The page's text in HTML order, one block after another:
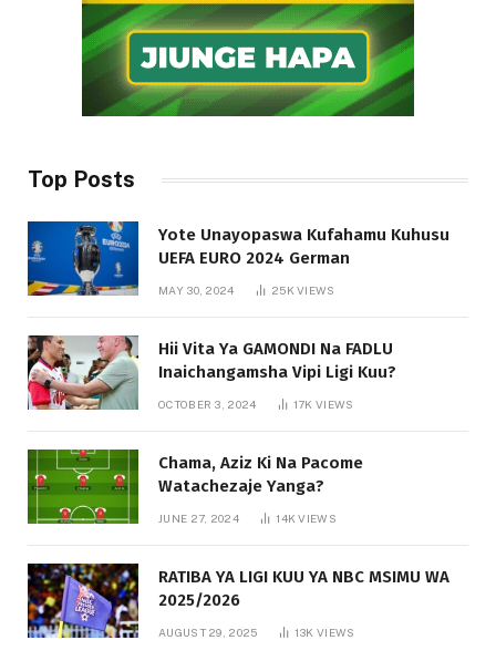
Top Posts
Yote Unayopaswa Kufahamu Kuhusu
UEFA EURO 2024 German
MAY 30, 2024 25KVIEWS
Hii Vita Ya GAMONDI Na FADLU
Inaichangamsha Vipi Ligi Kuu?
OCTOBER 3, 2024 17KVIEWS
Chama, Aziz Ki Na Pacome
Watachezaje Yanga?
JUNE 27, 2024 14KVIEWS
RATIBA YA LIGI KUU YA NBC MSIMU WA
2025/2026
AUGUST 29, 2025 13KVIEWS